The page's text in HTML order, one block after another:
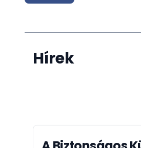
Hírek